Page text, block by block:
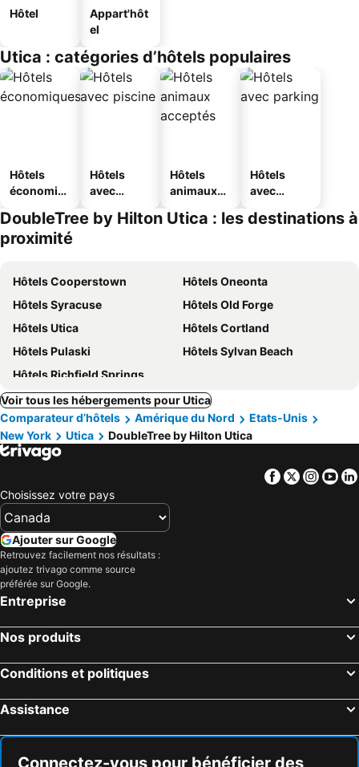
Hôtel
Appart'hôt
el
Utica : catégories d’hôtels populaires
Hôtels
économiq
Hôtels
avec
Hôtels
animaux
Hôtels
avec
DoubleTree by Hilton Utica : les destinations à
proximité
Hôtels Cooperstown
Hôtels Oneonta
Hôtels Syracuse
Hôtels Old Forge
Hôtels Utica
Hôtels Cortland
Hôtels Pulaski
Hôtels Sylvan Beach
Hôtels Richfield Springs
Voir tous les hébergements pour Utica
Comparateur d’hôtels
Amérique du Nord
Etats-Unis
New York
Utica DoubleTree by Hilton Utica
Facebook
Twitter
Choisissez votre pays
Ajouter sur Google
Retrouvez facilement nos résultats :
ajoutez trivago comme source
préférée sur Google.
Entreprise
Nos produits
Conditions et politiques
Assistance